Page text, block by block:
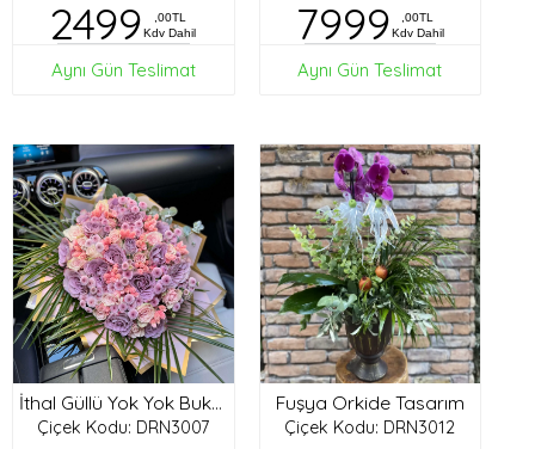
2499
,00TL
Kdv Dahil
Aynı Gün Teslimat
7999
,00TL
Kdv Dahil
Aynı Gün Teslimat
İthal Güllü Yok Yok Buket
Çiçek Kodu: DRN3007
Fuşya Orkide Tasarım
Çiçek Kodu: DRN3012